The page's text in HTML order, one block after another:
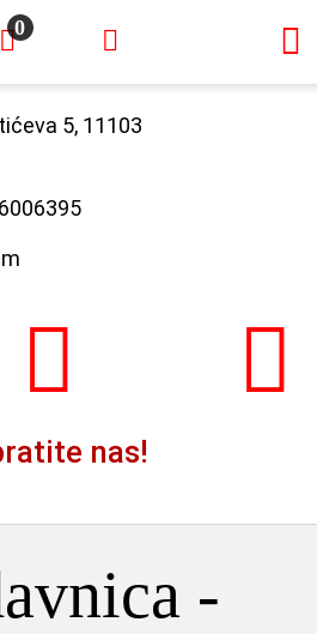
×
0
5, 11103
nas!
-